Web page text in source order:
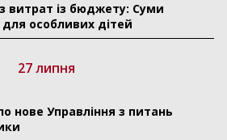
витрат із бюджету: Суми
особливих дітей
27 липня
нове Управління з питань